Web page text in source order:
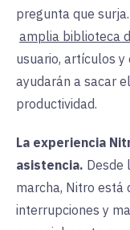
pregunta que
amplia biblioteca
usuario, artículos
ayudarán a sacar
productividad.
La experiencia
asistencia. Desde
marcha, Nitro está
interrupciones y